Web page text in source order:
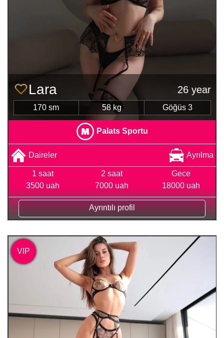
Lara 26 year
170 sm 58 kg Göğüs 3
Palats Sportu
Daireler Ayrılma
1 saat
3500 uah
2 saat
7000 uah
Gece
18000 uah
Ayrıntılı profil
VIP